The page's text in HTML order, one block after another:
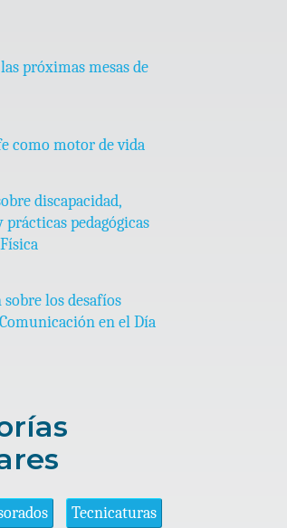
próximas mesas de
como motor de vida
discapacidad,
pedagógicas
los desafíos
en el Día
Tecnicaturas